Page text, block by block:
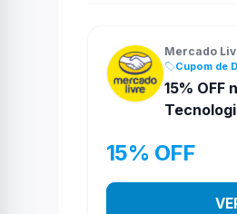
Mercado
Cupom de
15% OFF
15% OFF